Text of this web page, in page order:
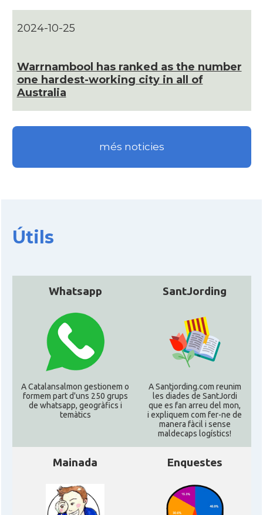
* + ambaixades i consolats
2024-10-25
Warrnambool has ranked as the number
one hardest-working city in all of
Australia
més noticies
Útils
Whatsapp
A Catalansalmon gestionem o
formem part d'uns 250 grups
de whatsapp, geogràfics i
temàtics
SantJording
A Santjording.com reunim
les diades de SantJordi
que es fan arreu del mon,
i expliquem com fer-ne de
manera fàcil i sense
maldecaps logí­stics!
Mainada Enquestes